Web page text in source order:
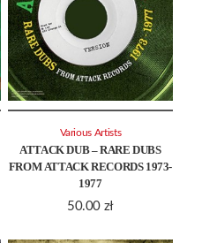
ATTACK DUB – RARE DUBS
FROM ATTACK RECORDS 1973-
1977
50.00 zł
Various Artists